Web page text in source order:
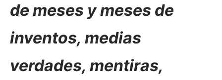
de meses y meses de
inventos, medias
verdades, mentiras,